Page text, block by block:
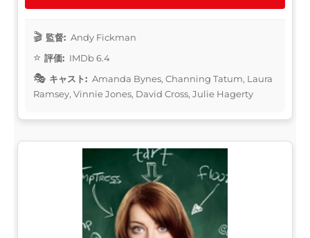
監督: Andy Fickman
評価: IMDb 6.4
キャスト: Amanda Bynes, Channing Tatum, Laura
Ramsey, Vinnie Jones, David Cross, Julie Hagerty